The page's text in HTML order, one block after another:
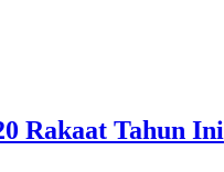
Rakaat Tahun Ini